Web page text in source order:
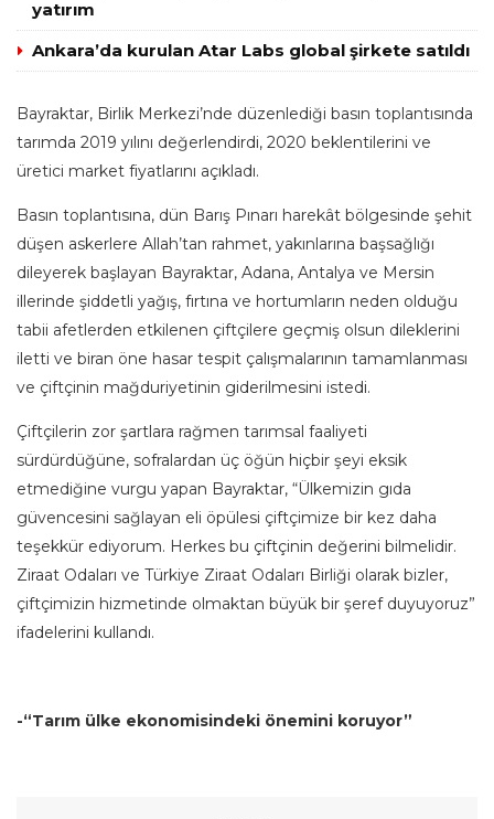
yatırım
Ankara’da kurulan Atar Labs global şirkete satıldı
Bayraktar, Birlik Merkezi’nde düzenlediği basın toplantısında
tarımda 2019 yılını değerlendirdi, 2020 beklentilerini ve
üretici market fiyatlarını açıkladı.
Basın toplantısına, dün Barış Pınarı harekât bölgesinde şehit
düşen askerlere Allah’tan rahmet, yakınlarına başsağlığı
dileyerek başlayan Bayraktar, Adana, Antalya ve Mersin
illerinde şiddetli yağış, fırtına ve hortumların neden olduğu
tabii afetlerden etkilenen çiftçilere geçmiş olsun dileklerini
iletti ve biran öne hasar tespit çalışmalarının tamamlanması
ve çiftçinin mağduriyetinin giderilmesini istedi.
Çiftçilerin zor şartlara rağmen tarımsal faaliyeti
sürdürdüğüne, sofralardan üç öğün hiçbir şeyi eksik
etmediğine vurgu yapan Bayraktar, “Ülkemizin gıda
güvencesini sağlayan eli öpülesi çiftçimize bir kez daha
teşekkür ediyorum. Herkes bu çiftçinin değerini bilmelidir.
Ziraat Odaları ve Türkiye Ziraat Odaları Birliği olarak bizler,
çiftçimizin hizmetinde olmaktan büyük bir şeref duyuyoruz”
ifadelerini kullandı.
-“Tarım ülke ekonomisindeki önemini koruyor”